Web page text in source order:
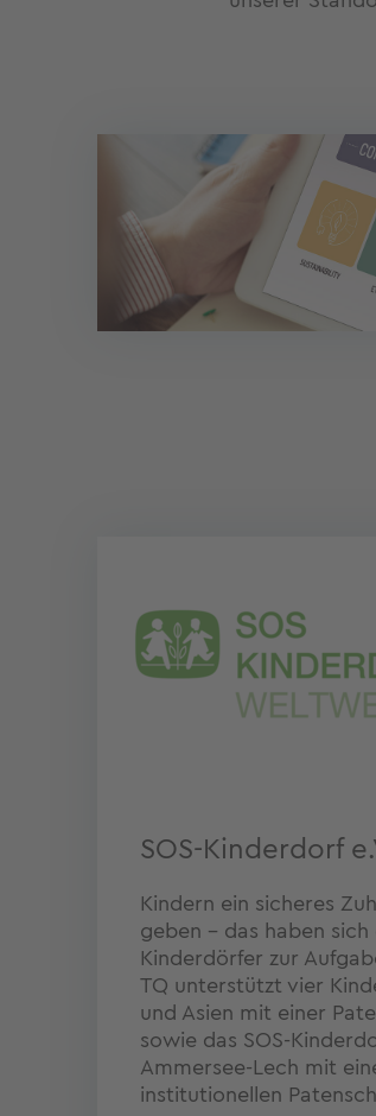
SOS-Kinderdorf
Kindern ein sicheres
geben - das haben sich
Kinderdörfer zur
TQ unterstützt vier
und Asien mit einer
sowie das SOS-
Ammersee-Lech mit
institutionellen